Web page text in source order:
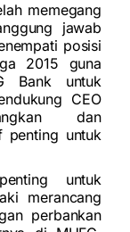
memegang
jawab
posisi
2015 guna
Bank untuk
CEO
dan
penting untuk
untuk
merancang
perbankan